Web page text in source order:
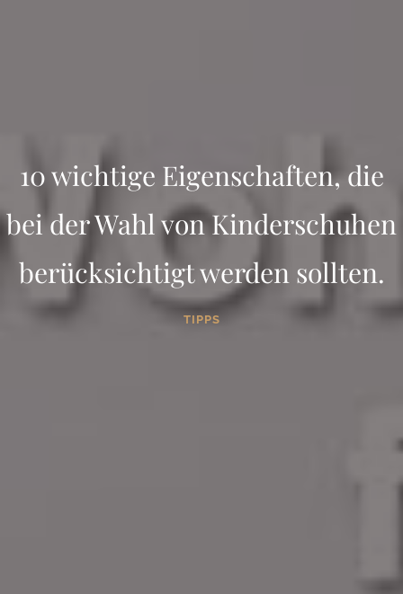
10 wichtige Eigenschaften, die
bei der Wahl von Kinderschuhen
berücksichtigt werden sollten.
TIPPS